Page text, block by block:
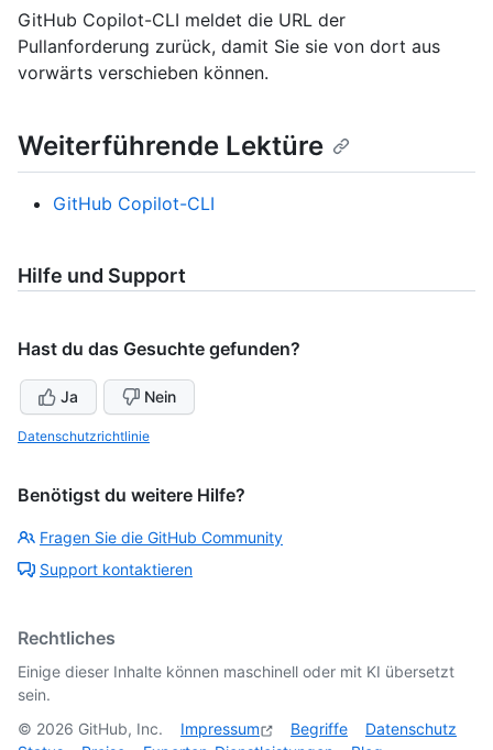
GitHub Copilot-CLI meldet die URL der
Pullanforderung zurück, damit Sie sie von dort aus
vorwärts verschieben können.
Weiterführende Lektüre
GitHub Copilot-CLI
Hilfe und Support
Hast du das Gesuchte gefunden?
Ja Nein
Datenschutzrichtlinie
Benötigst du weitere Hilfe?
Fragen Sie die GitHub Community
Support kontaktieren
Rechtliches
Einige dieser Inhalte können maschinell oder mit KI übersetzt
sein.
© 2026 GitHub, Inc. Impressum Begriffe
Datenschutz